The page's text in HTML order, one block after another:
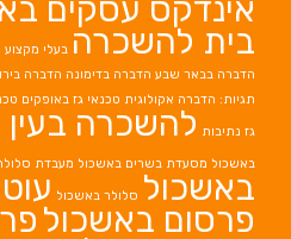
אינדקס עסקים
בית להשכרה בעלי מקצוע
הדברה בבאר שבע הדברה בדימונה הדברה
תגיות: הדברה אקולוגית טכנאי גז באופקים
גז נתיבות להשכרה
באשכול מסעדת בשרים באשכול מעבדת
באשכול סלולר באשכול
פרסום באשכול